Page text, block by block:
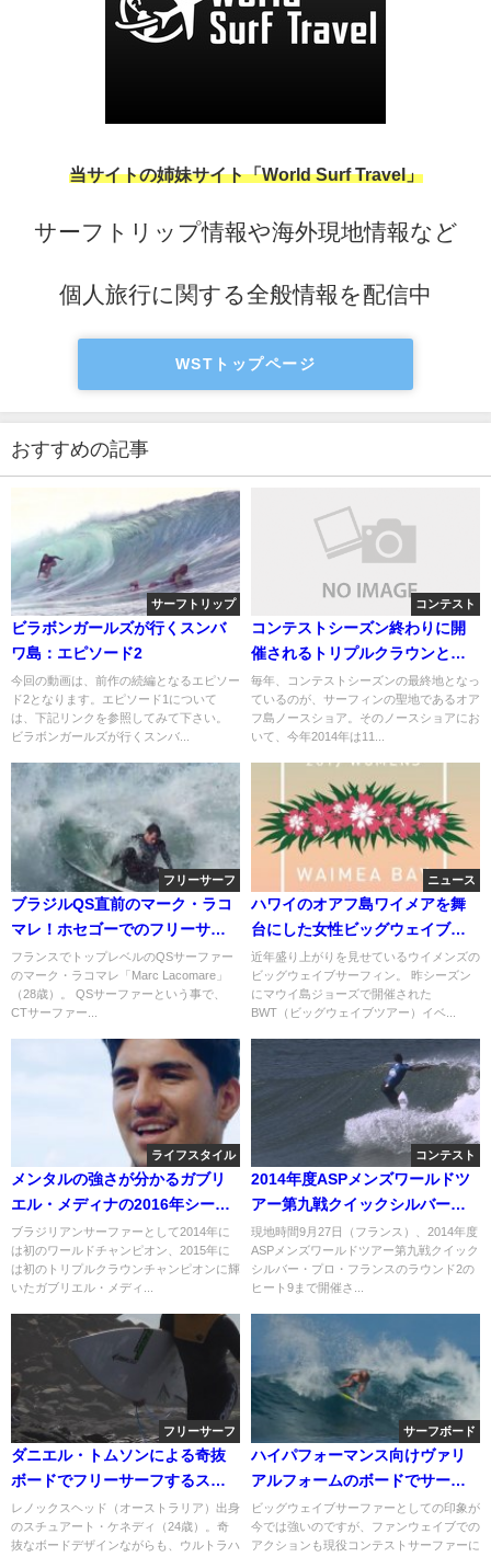
当サイトの姉妹サイト「World Surf Travel」
サーフトリップ情報や海外現地情報など
個人旅行に関する全般情報を配信中
WSTトップページ
おすすめの記事
サーフトリップ
ビラボンガールズが行くスンバ
ワ島：エピソード2
今回の動画は、前作の続編となるエピソー
ド2となります。エピソード1について
は、下記リンクを参照してみて下さい。
ビラボンガールズが行くスンバ...
コンテスト
コンテストシーズン終わりに開
催されるトリプルクラウンと
は！？
毎年、コンテストシーズンの最終地となっ
ているのが、サーフィンの聖地であるオア
フ島ノースショア。そのノースショアにお
いて、今年2014年は11...
フリーサーフ
ブラジルQS直前のマーク・ラコ
マレ！ホセゴーでのフリーサー
フ動画
フランスでトップレベルのQSサーファー
のマーク・ラコマレ「Marc Lacomare」
（28歳）。 QSサーファーという事で、
CTサーファー...
ニュース
ハワイのオアフ島ワイメアを舞
台にした女性ビッグウェイブイ
ベント「WWBC」が始動
近年盛り上がりを見せているウイメンズの
ビッグウェイブサーフィン。 昨シーズン
にマウイ島ジョーズで開催された
BWT（ビッグウェイブツアー）イベ...
ライフスタイル
メンタルの強さが分かるガブリ
エル・メディナの2016年シーズ
ンを振り返るインタビュー動画
ブラジリアンサーファーとして2014年に
は初のワールドチャンピオン、2015年に
は初のトリプルクラウンチャンピオンに輝
いたガブリエル・メディ...
コンテスト
2014年度ASPメンズワールドツ
アー第九戦クイックシルバー・
プロ・フランス：二日目ハイラ
イト
現地時間9月27日（フランス）、2014年度
ASPメンズワールドツアー第九戦クイック
シルバー・プロ・フランスのラウンド2の
ヒート9まで開催さ...
フリーサーフ
ダニエル・トムソンによる奇抜
ボードでフリーサーフするスチ
ュアート・ケネディ
レノックスヘッド（オーストラリア）出身
のスチュアート・ケネディ（24歳）。奇
抜なボードデザインながらも、ウルトラハ
サーフボード
ハイパフォーマンス向けヴァリ
アルフォームのボードでサーフ
動画：シェーン・ドリアン
ビッグウェイブサーファーとしての印象が
今では強いのですが、ファンウェイブでの
アクションも現役コンテストサーファーに